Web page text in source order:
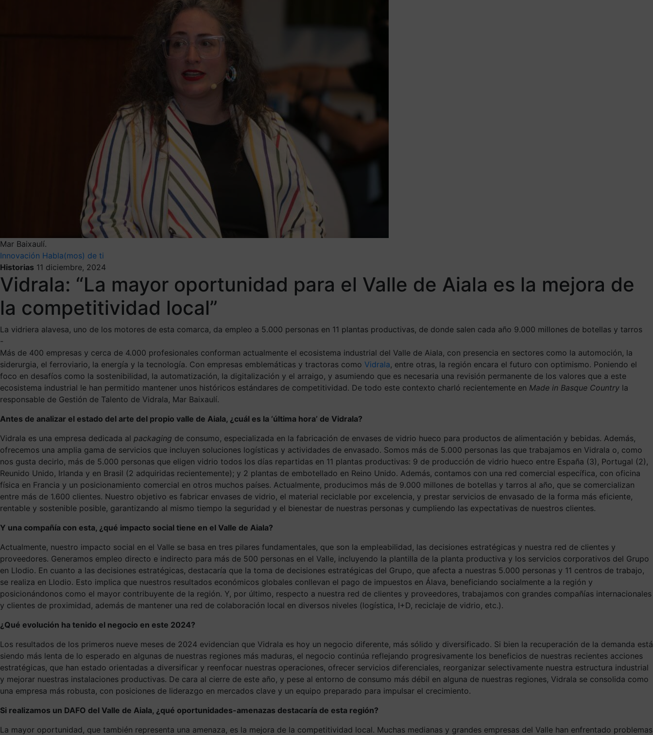
Mar Baixaulí.
Innovación Habla(mos) de ti
Historias 11 diciembre, 2024
Vidrala: “La mayor oportunidad para el Valle de Aiala es la mejora de
la competitividad local”
La vidriera alavesa, uno de los motores de esta comarca, da empleo a 5.000 personas en 11 plantas productivas, de donde salen cada año 9.000 millones de botellas y tarros
-
Más de 400 empresas y cerca de 4.000 profesionales conforman actualmente el ecosistema industrial del Valle de Aiala, con presencia en sectores como la automoción, la
siderurgia, el ferroviario, la energía y la tecnología. Con empresas emblemáticas y tractoras como Vidrala, entre otras, la región encara el futuro con optimismo. Poniendo el
foco en desafíos como la sostenibilidad, la automatización, la digitalización y el arraigo, y asumiendo que es necesaria una revisión permanente de los valores que a este
ecosistema industrial le han permitido mantener unos históricos estándares de competitividad. De todo este contexto charló recientemente en Made in Basque Country la
responsable de Gestión de Talento de Vidrala, Mar Baixaulí.
Antes de analizar el estado del arte del propio valle de Aiala, ¿cuál es la ‘última hora’ de Vidrala?
Vidrala es una empresa dedicada al packaging de consumo, especializada en la fabricación de envases de vidrio hueco para productos de alimentación y bebidas. Además,
ofrecemos una amplia gama de servicios que incluyen soluciones logísticas y actividades de envasado. Somos más de 5.000 personas las que trabajamos en Vidrala o, como
nos gusta decirlo, más de 5.000 personas que eligen vidrio todos los días repartidas en 11 plantas productivas: 9 de producción de vidrio hueco entre España (3), Portugal (2),
Reunido Unido, Irlanda y en Brasil (2 adquiridas recientemente); y 2 plantas de embotellado en Reino Unido. Además, contamos con una red comercial específica, con oficina
física en Francia y un posicionamiento comercial en otros muchos países. Actualmente, producimos más de 9.000 millones de botellas y tarros al año, que se comercializan
entre más de 1.600 clientes. Nuestro objetivo es fabricar envases de vidrio, el material reciclable por excelencia, y prestar servicios de envasado de la forma más eficiente,
rentable y sostenible posible, garantizando al mismo tiempo la seguridad y el bienestar de nuestras personas y cumpliendo las expectativas de nuestros clientes.
Y una compañía con esta, ¿qué impacto social tiene en el Valle de Aiala?
Actualmente, nuestro impacto social en el Valle se basa en tres pilares fundamentales, que son la empleabilidad, las decisiones estratégicas y nuestra red de clientes y
proveedores. Generamos empleo directo e indirecto para más de 500 personas en el Valle, incluyendo la plantilla de la planta productiva y los servicios corporativos del Grupo
en Llodio. En cuanto a las decisiones estratégicas, destacaría que la toma de decisiones estratégicas del Grupo, que afecta a nuestras 5.000 personas y 11 centros de trabajo,
se realiza en Llodio. Esto implica que nuestros resultados económicos globales conllevan el pago de impuestos en Álava, beneficiando socialmente a la región y
posicionándonos como el mayor contribuyente de la región. Y, por último, respecto a nuestra red de clientes y proveedores, trabajamos con grandes compañías internacionales
y clientes de proximidad, además de mantener una red de colaboración local en diversos niveles (logística, I+D, reciclaje de vidrio, etc.).
¿Qué evolución ha tenido el negocio en este 2024?
Los resultados de los primeros nueve meses de 2024 evidencian que Vidrala es hoy un negocio diferente, más sólido y diversificado. Si bien la recuperación de la demanda está
siendo más lenta de lo esperado en algunas de nuestras regiones más maduras, el negocio continúa reflejando progresivamente los beneficios de nuestras recientes acciones
estratégicas, que han estado orientadas a diversificar y reenfocar nuestras operaciones, ofrecer servicios diferenciales, reorganizar selectivamente nuestra estructura industrial
y mejorar nuestras instalaciones productivas. De cara al cierre de este año, y pese al entorno de consumo más débil en alguna de nuestras regiones, Vidrala se consolida como
una empresa más robusta, con posiciones de liderazgo en mercados clave y un equipo preparado para impulsar el crecimiento.
Si realizamos un DAFO del Valle de Aiala, ¿qué oportunidades-amenazas destacaría de esta región?
La mayor oportunidad, que también representa una amenaza, es la mejora de la competitividad local. Muchas medianas y grandes empresas del Valle han enfrentado problemas